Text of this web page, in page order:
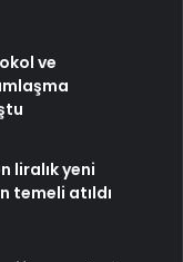
ve
liralık yeni
temeli atıldı